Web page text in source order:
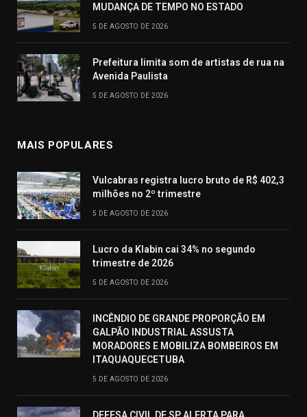
MUDANÇA DE TEMPO NO ESTADO
5 DE AGOSTO DE 2026
Prefeitura limita som de artistas de rua na
Avenida Paulista
5 DE AGOSTO DE 2026
MAIS POPULARES
Vulcabras registra lucro bruto de R$ 402,3
milhões no 2º trimestre
5 DE AGOSTO DE 2026
Lucro da Klabin cai 34% no segundo
trimestre de 2026
5 DE AGOSTO DE 2026
INCÊNDIO DE GRANDE PROPORÇÃO EM
GALPÃO INDUSTRIAL ASSUSTA
MORADORES E MOBILIZA BOMBEIROS EM
ITAQUAQUECETUBA
5 DE AGOSTO DE 2026